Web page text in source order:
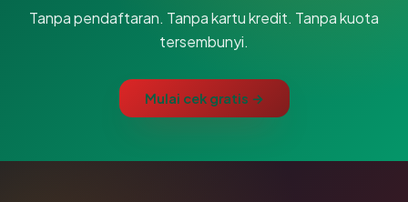
Tanpa pendaftaran. Tanpa kartu kredit. Tanpa kuota
tersembunyi.
Mulai cek gratis →